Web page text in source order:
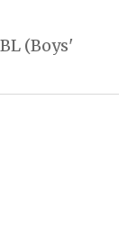
(Boys'